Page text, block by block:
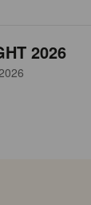
2026